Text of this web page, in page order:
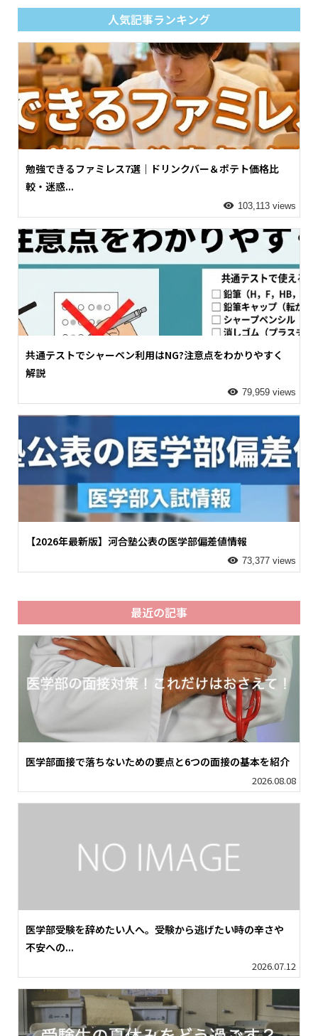
人気記事ランキング
勉強できるファミレス7選｜ドリンクバー＆ポテト価格比
較・迷惑...
103,113 views
共通テストでシャーペン利用はNG?注意点をわかりやすく
解説
79,959 views
【2026年最新版】河合塾公表の医学部偏差値情報
73,377 views
最近の記事
医学部面接で落ちないための要点と6つの面接の基本を紹介
2026.08.08
医学部受験を辞めたい人へ。受験から逃げたい時の辛さや
不安への...
2026.07.12